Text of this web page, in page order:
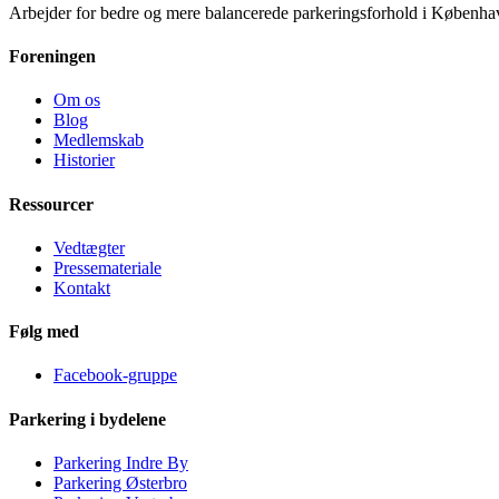
Arbejder for bedre og mere balancerede parkeringsforhold i
Foreningen
Om os
Blog
Medlemskab
Historier
Ressourcer
Vedtægter
Pressemateriale
Kontakt
Følg med
Facebook-gruppe
Parkering i bydelene
Parkering Indre By
Parkering Østerbro